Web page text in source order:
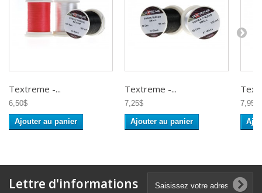
Textreme -...
6,50$
Ajouter au panier
Textreme -...
7,25$
Ajouter au panier
7,95$
Lettre d'informations